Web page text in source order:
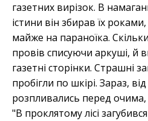
газетних вирізок. В
істини він збирав їх
майже на параноїка.
провів списуючи аркуші, й
газетні сторінки. Страшні
пробігли по шкірі. Зараз,
розпливались перед очима,
"В проклятому лісі